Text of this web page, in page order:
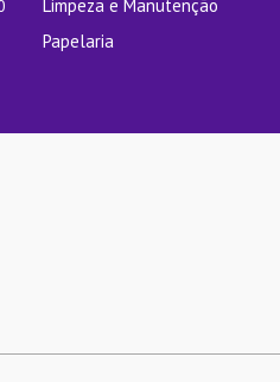
Limpeza e Manutenção
Papelaria